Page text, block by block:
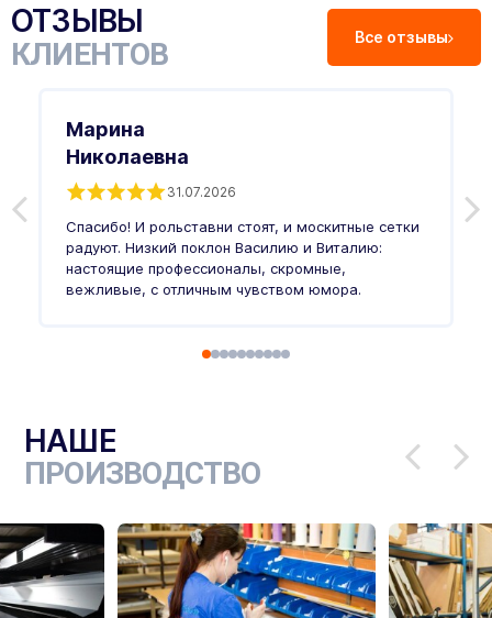
ОТЗЫВЫ
КЛИЕНТОВ Все отзывы
Марина
Николаевна
31.07.2026
Спасибо! И рольставни стоят, и москитные сетки
радуют. Низкий поклон Василию и Виталию:
настоящие профессионалы, скромные,
вежливые, с отличным чувством юмора.
НАШЕ
ПРОИЗВОДСТВО